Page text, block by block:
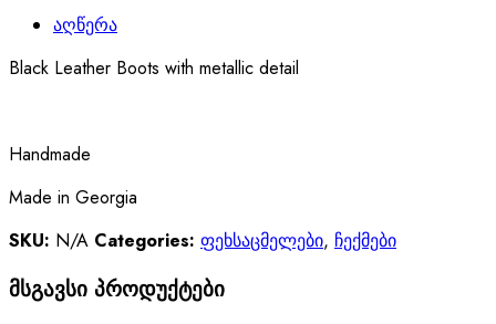
აღწერა
Black Leather Boots with metallic detail
Handmade
Made in Georgia
SKU: N/A Categories: ფეხსაცმელები, ჩექმები
მსგავსი პროდუქტები